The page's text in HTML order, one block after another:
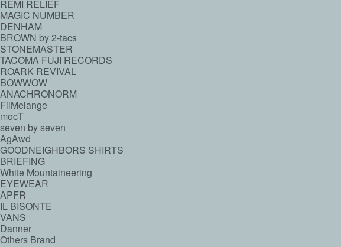
REMI RELIEF
MAGIC NUMBER
DENHAM
BROWN by 2-tacs
STONEMASTER
TACOMA FUJI RECORDS
ROARK REVIVAL
BOWWOW
ANACHRONORM
FilMelange
mocT
seven by seven
AgAwd
GOODNEIGHBORS SHIRTS
BRIEFING
White Mountaineering
EYEWEAR
APFR
IL BISONTE
VANS
Danner
Others Brand